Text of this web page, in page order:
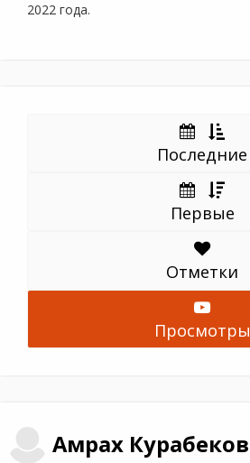
2022 года.
Последние
Первые
Отметки
Просмотры
Амрах Курабеков